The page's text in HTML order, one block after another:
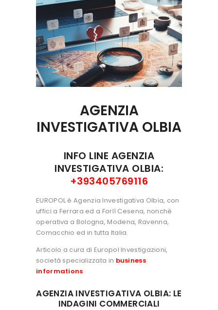
AGENZIA
INVESTIGATIVA OLBIA
INFO LINE AGENZIA
INVESTIGATIVA OLBIA:
+393405769116
EUROPOL è Agenzia Investigativa Olbia, con
uffici a Ferrara ed a Forlì Cesena, nonchè
operativa a Bologna, Modena, Ravenna,
Comacchio ed in tutta Italia.
Articolo a cura di Europol Investigazioni,
società specializzata in business
informations
AGENZIA INVESTIGATIVA OLBIA: LE
INDAGINI COMMERCIALI